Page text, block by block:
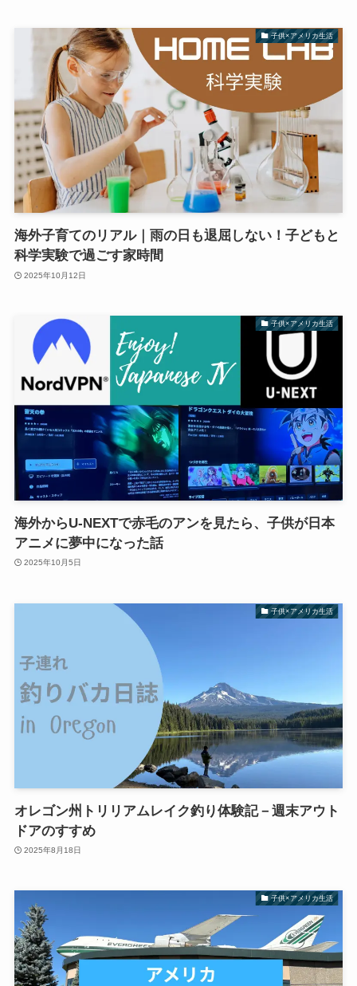
子供×アメリカ生活
海外子育てのリアル｜雨の日も退屈しない！子どもと
科学実験で過ごす家時間
2025年10月12日
子供×アメリカ生活
海外からU-NEXTで赤毛のアンを見たら、子供が日本
アニメに夢中になった話
2025年10月5日
子供×アメリカ生活
オレゴン州トリリアムレイク釣り体験記－週末アウト
ドアのすすめ
2025年8月18日
子供×アメリカ生活